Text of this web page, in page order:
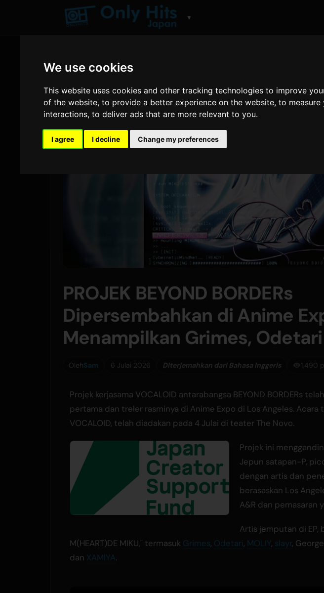
We use cookies
This website uses cookies and other tracking technologies to improve
of the website,to provide a better experience on the website,to measure
interactions,to deliver ads that are more relevant to you.
I agree I decline Change my preferences
▼
PROJEK BEYOND BORDERs
Dipersembahkan di Anime
Menampilkan Grimes, Odetari
OlehSam 6 Julai 2026 Diterjemahkan dari Bahasa Inggeris 1,490
Projek kerjasama VOCALOID antarabangsa BEYOND BORDERs
pertama dan treler rasminya di Anime Expo di Los Angeles. Acara
VOCALOID, telah diadakan pada 4 Julai di teater The Novo.
Projek ini
Jepun satapan-P,
dengan artis dan
berasaskan Los
A&R dan pemasaran
Artis jemputan di EP,
M(HEART)DE MIKU," termasuk Grimes, Odetari, MOLIY, slayr,
dan XAMIYA.